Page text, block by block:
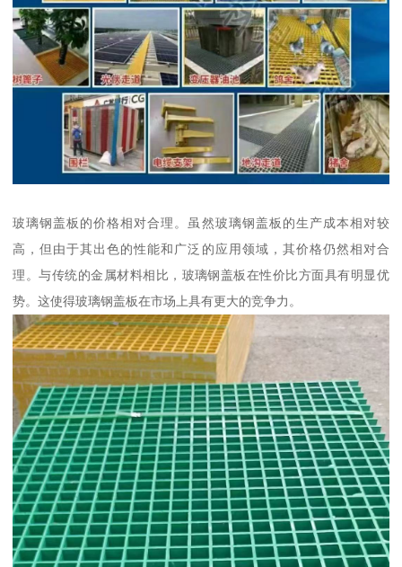
玻璃钢盖板的价格相对合理。虽然玻璃钢盖板的生产成本相对较
高，但由于其出色的性能和广泛的应用领域，其价格仍然相对合
理。与传统的金属材料相比，玻璃钢盖板在性价比方面具有明显优
势。这使得玻璃钢盖板在市场上具有更大的竞争力。